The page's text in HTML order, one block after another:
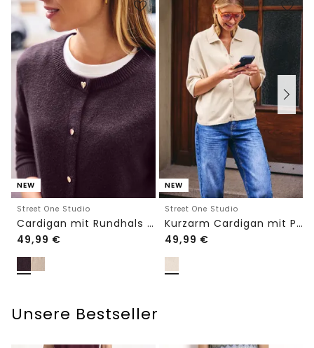
NEW
Street One Studio
Cardigan mit Rundhals und Knöpfen
49,99 €
NEW
Street One Studio
Kurzarm Cardigan mit Polokragen
49,99 €
Unsere Bestseller